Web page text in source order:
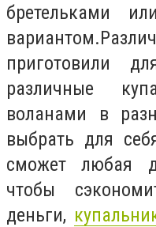
бретельками
приготовили
различные
воланами в
выбрать для
сможет любая
чтобы
деньги,